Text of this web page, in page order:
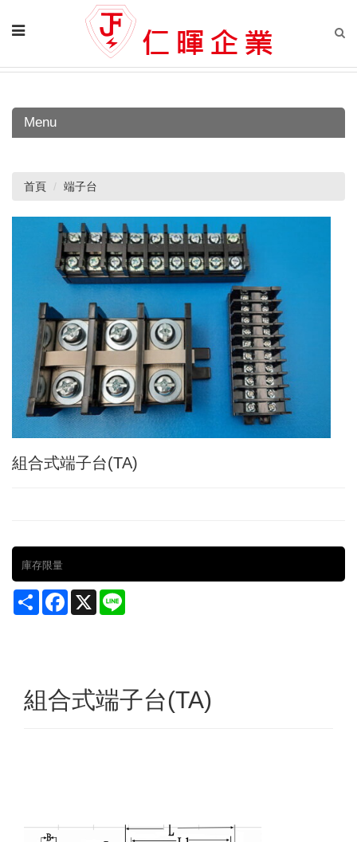
Menu
首頁 端子台
組合式端子台(TA)
庫存限量
Share Facebook
X
組合式端子台(TA)